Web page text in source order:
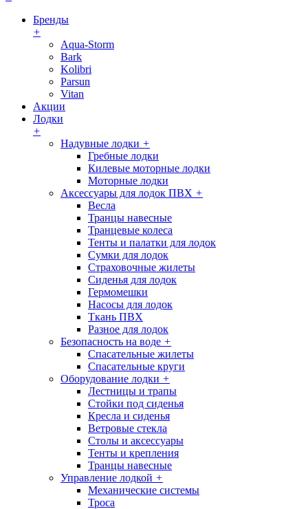
Бренды
+
Aqua-Storm
Bark
Kolibri
Parsun
Vitan
Акции
Лодки
+
Надувные лодки +
Гребные лодки
Килевые моторные лодки
Моторные лодки
Аксессуары для лодок ПВХ +
Весла
Транцы навесные
Транцевые колеса
Тенты и палатки для лодок
Сумки для лодок
Страховочные жилеты
Сиденья для лодок
Гермомешки
Насосы для лодок
Ткань ПВХ
Разное для лодок
Безопасность на воде +
Спасательные жилеты
Спасательные круги
Оборудование лодки +
Лестницы и трапы
Стойки под сиденья
Кресла и сиденья
Ветровые стекла
Столы и аксессуары
Тенты и крепления
Транцы навесные
Управление лодкой +
Механические системы
Троса